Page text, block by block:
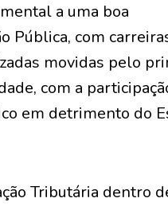
a uma boa
Pública, com
movidas pelo
com a
em detrimento do
Tributária dentro